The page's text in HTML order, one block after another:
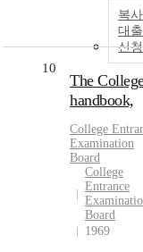
복
대출
신청
10
The
handbook,
College
Examination
Board
College
Entrance
Board
1969